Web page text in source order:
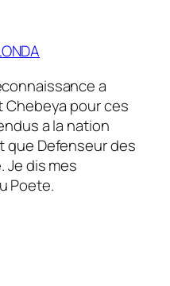
a
Chebeya pour ces
a la nation
que Defenseur des
Je dis mes
Poete.